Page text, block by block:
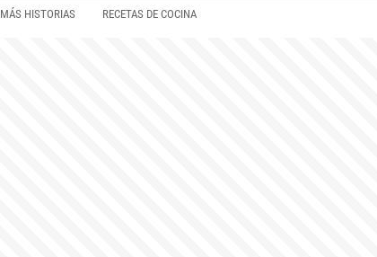
MÁS HISTORIAS RECETAS DE COCINA